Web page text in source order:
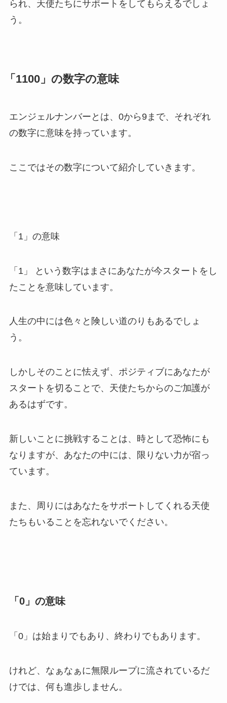
られ、天使たちにサポートをしてもらえるでしょ
う。
「1100」の数字の意味
エンジェルナンバーとは、0から9まで、それぞれ
の数字に意味を持っています。
ここではその数字について紹介していきます。
「1」の意味
「1」 という数字はまさにあなたが今スタートをし
たことを意味しています。
人生の中には色々と険しい道のりもあるでしょ
う。
しかしそのことに怯えず、ポジティブにあなたが
スタートを切ることで、天使たちからのご加護が
あるはずです。
新しいことに挑戦することは、時として恐怖にも
なりますが、あなたの中には、限りない力が宿っ
ています。
また、周りにはあなたをサポートしてくれる天使
たちもいることを忘れないでください。
「0」の意味
「0」は始まりでもあり、終わりでもあります。
けれど、なぁなぁに無限ループに流されているだ
けでは、何も進歩しません。